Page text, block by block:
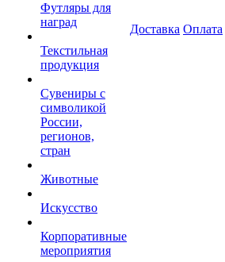
Футляры для
наград
Текстильная
продукция
Сувениры с
символикой
России,
регионов,
стран
Животные
Искусство
Корпоративные
мероприятия
Доставка Оплата